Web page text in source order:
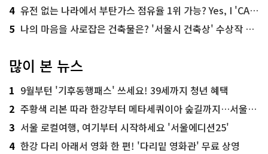
4 유전 없는 나라에서 부탄가스 점유율 1위 가능? Yes, I 'CAN'
5 나의 마음을 사로잡은 건축물은? '서울시 건축상' 수상작 공개!
많이 본 뉴스
1 9월부턴 '기후동행패스' 쓰세요! 39세까지 청년 혜택
2 주황색 리본 따라 한강부터 메타세쿼이아 숲길까지…서울둘레길 15코스
3 서울 로컬여행, 여기부터 시작하세요 '서울에디션25'
4 한강 다리 아래서 영화 한 편! '다리밑 영화관' 무료 상영